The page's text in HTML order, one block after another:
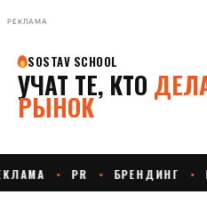
РЕКЛАМА